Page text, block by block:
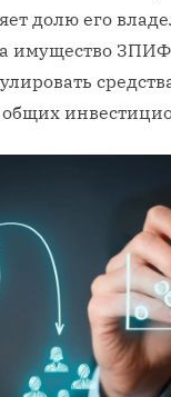
долю его
имущество